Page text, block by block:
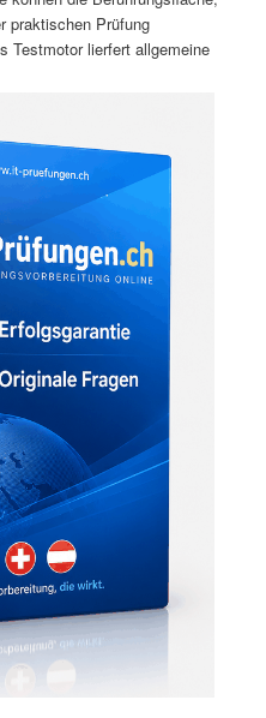
praktischen Prüfung
Testmotor lierfert allgemeine